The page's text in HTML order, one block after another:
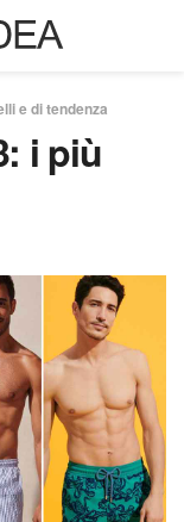
e di tendenza
i più